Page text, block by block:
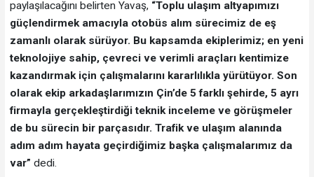
paylaşılacağını belirten Yavaş,“Toplu ulaşım altyapımızı
güçlendirmek amacıyla otobüs alım sürecimiz de eş
zamanlı olarak sürüyor. Bu kapsamda ekiplerimiz; en yeni
teknolojiye sahip, çevreci ve verimli araçları kentimize
kazandırmak için çalışmalarını kararlılıkla yürütüyor. Son
olarak ekip arkadaşlarımızın Çin’de 5 farklı şehirde, 5 ayrı
firmayla gerçekleştirdiği teknik inceleme ve görüşmeler
de bu sürecin bir parçasıdır. Trafik ve ulaşım alanında
adım adım hayata geçirdiğimiz başka çalışmalarımız da
var” dedi.